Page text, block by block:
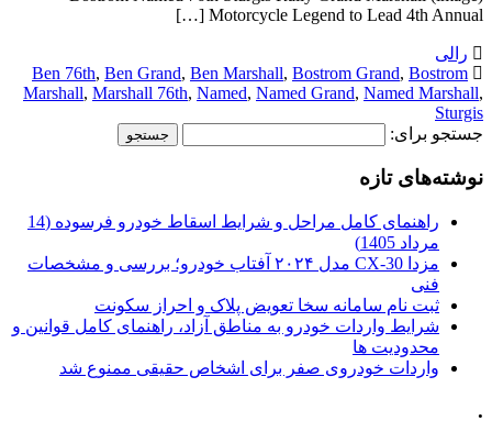
Motorcycle Legend to Lead 4th Annual […]
رالی
Ben 76th, Ben Grand, Ben Marshall, Bostrom Grand, Bostrom
Marshall, Marshall 76th, Named, Named Grand, Named Marshall,
Sturgis
جستجو برای:
نوشته‌های تازه
راهنمای کامل مراحل و شرایط اسقاط خودرو فرسوده (14
مرداد 1405)
مزدا CX-30 مدل ۲۰۲۴ آفتاب خودرو؛ بررسی و مشخصات
فنی
ثبت نام سامانه سخا تعویض پلاک و احراز سکونت
شرایط واردات خودرو به مناطق آزاد، راهنمای کامل قوانین و
محدودیت ها
واردات خودروی صفر برای اشخاص حقیقی ممنوع شد
.